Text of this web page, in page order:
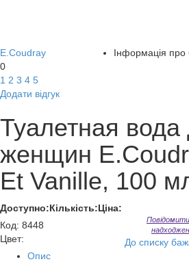
Інформація про
E.Coudray
0
1 2 3 4 5
Додати відгук
Туалетная вода
женщин
Et Vanille, 100
Доступно:Кількість:Ціна:
Код: 8448
Цвет:
До списку
Опис